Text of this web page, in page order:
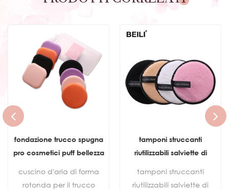
fondazione trucco spugna
pro cosmetici puff bellezza
cuscino d'aria di forma
rotonda per il trucco
tamponi struccanti
riutilizzabili salviette di
tamponi struccanti
riutilizzabili salviette di